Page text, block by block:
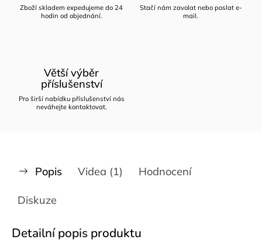
Zboží skladem expedujeme do 24
hodin od objednání.
Stačí nám zavolat nebo poslat e-
mail.
Větší výběr
příslušenství
Pro širší nabídku příslušenství nás
neváhejte kontaktovat.
Popis Videa (1) Hodnocení
Diskuze
Detailní popis produktu